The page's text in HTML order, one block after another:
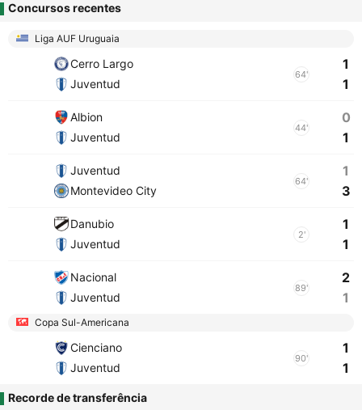
Concursos recentes
Liga AUF Uruguaia
Cerro Largo
Juventud
64'
1
1
Albion
Juventud
44'
0
1
Juventud
Montevideo City
64'
1
3
Danubio
Juventud
2'
1
1
Nacional
Juventud
89'
2
1
Copa Sul-Americana
Cienciano
Juventud
90'
1
1
Recorde de transferência